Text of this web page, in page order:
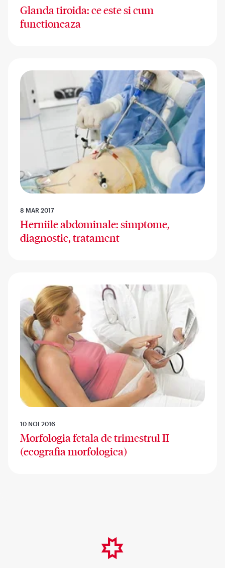
Glanda tiroida: ce este si cum
functioneaza
8 MAR 2017
Herniile abdominale: simptome,
diagnostic, tratament
10 NOI 2016
Morfologia fetala de trimestrul II
(ecografia morfologica)